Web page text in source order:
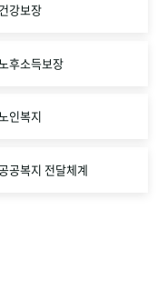
건강보장
후소득보장
인복지
공복지 전달체계